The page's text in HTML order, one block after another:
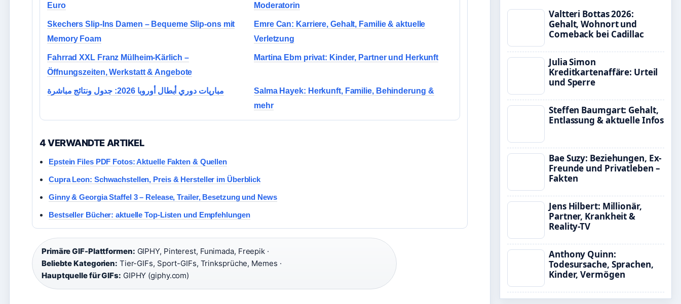
Euro
Moderatorin
Skechers Slip-Ins Damen – Bequeme Slip-ons mit
Memory Foam
Emre Can: Karriere, Gehalt, Familie & aktuelle
Verletzung
Fahrrad XXL Franz Mülheim-Kärlich –
Öffnungszeiten, Werkstatt & Angebote
Martina Ebm privat: Kinder, Partner und Herkunft
مباريات دوري أبطال أوروبا 2026: جدول ونتائج مباشرة
Salma Hayek: Herkunft, Familie, Behinderung &
mehr
4 VERWANDTE ARTIKEL
Epstein Files PDF Fotos: Aktuelle Fakten & Quellen
Cupra Leon: Schwachstellen, Preis & Hersteller im Überblick
Ginny & Georgia Staffel 3 – Release, Trailer, Besetzung und News
Bestseller Bücher: aktuelle Top-Listen und Empfehlungen
Primäre GIF-Plattformen: GIPHY, Pinterest, Funimada, Freepik ·
Beliebte Kategorien: Tier-GIFs, Sport-GIFs, Trinksprüche, Memes ·
Hauptquelle für GIFs: GIPHY (giphy.com)
Valtteri Bottas 2026:
Gehalt, Wohnort und
Comeback bei Cadillac
Julia Simon
Kreditkartenaffäre: Urteil
und Sperre
Steffen Baumgart: Gehalt,
Entlassung & aktuelle Infos
Bae Suzy: Beziehungen, Ex-
Freunde und Privatleben –
Fakten
Jens Hilbert: Millionär,
Partner, Krankheit &
Reality-TV
Anthony Quinn:
Todesursache, Sprachen,
Kinder, Vermögen